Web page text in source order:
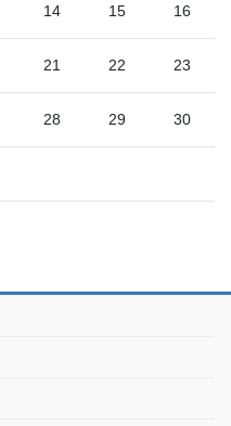
14 15 16
21 22 23
28 29 30